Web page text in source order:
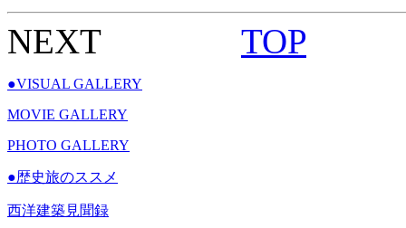
NEXT TOP
●VISUAL GALLERY
MOVIE GALLERY
PHOTO GALLERY
●歴史旅のススメ
西洋建築見聞録